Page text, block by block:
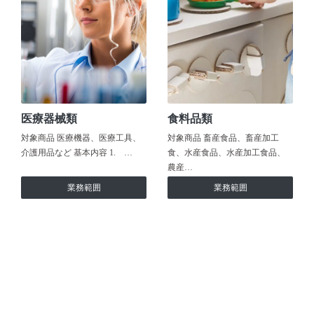
医療器械類
対象商品 医療機器、医療工具、
介護用品など 基本内容 1. …
業務範囲
食料品類
対象商品 畜産食品、畜産加工
食、水産食品、水産加工食品、
農産…
業務範囲